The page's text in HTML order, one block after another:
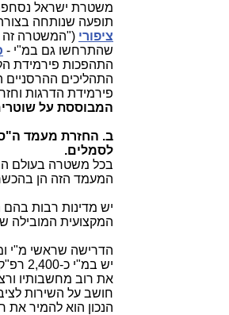
משטרת ישראל
תופעה שנותחה
ציפורי
שהתרחשו גם במ"י -
התהפכות פירמידת
התהליכים ההרסניים
פירמידת הדרגות
המבוססת על
ב. החזרת מעמד
לסמלים.
בכל משטרה בעולם
המעמד הזה הן
יש מדינות רבות
המקצועית המובילה
הדרישה שראשי מ"י
את רוב מחשבותיו
הנכון הוא להמיר